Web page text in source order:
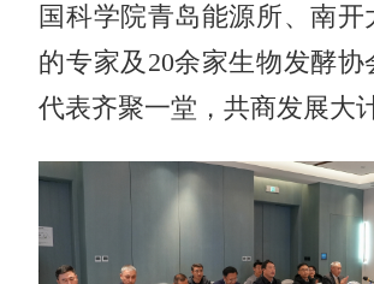
国科学院青岛能源所、南开
的专家及20余家生物发酵协
代表齐聚一堂，共商发展大